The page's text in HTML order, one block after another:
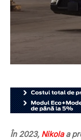
În 2023, Nikolaa